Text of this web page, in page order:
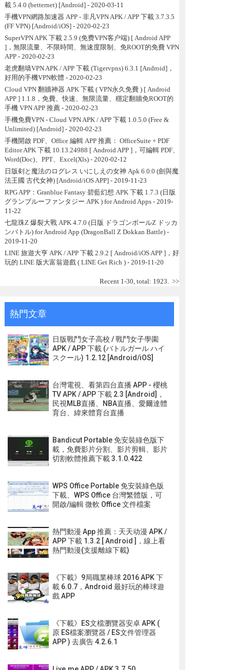
載 5.4.0 (betternet) [Android]- 2020-03-11
手機VPN網路加速器 APP - 非凡VPN APK / APP 下載 3.7.3.5
(FF VPN) [Android/iOS]- 2020-02-23
SuperVPN APK 下載 2.5.9 (免费VPN客户端) [ Android APP
]，無限流量、不限時間、無速度限制、免ROOT的免費 VPN
APP- 2020-02-23
老虎翻墙VPN APK / APP 下載 (Tigervpns) 6.3.1 [Android]，
好用的手機VPN軟體 - 2020-02-23
Cloud VPN 翻牆神器 APK 下載 ( VPN永久免費 ) [ Android
APP ] 1.1.8，免費、快速、無限流量、穩定翻牆免ROOT的
手機 VPN APP 推薦- 2020-02-23
手機免費VPN - Cloud VPN APK / APP 下載 1.0.5.0 (Free &
Unlimited) [Android]- 2020-02-23
手機開啟 PDF、Office 編輯 APP 推薦： OfficeSuite + PDF
Editor APK 下載 10.13.24988 [ Android APP ]，可編輯 PDF、
Word(Doc)、PPT、Excel(Xls)- 2020-02-12
日版剣と魔法のログレス いにしえの女神 Apk 6.0.0 (劍與魔
法王國 古代女神) [Android/iOS APP]- 2019-11-23
RPG APP：Granblue Fantasy 碧藍幻想 APK 下載 1.7.3 (日版
グランブルーファンタジー APK ) for Android Apps - 2019-
11-22
七龍珠Z 爆裂大戰 APK 4.7.0 (日版 ドラゴンボールZ ドッカ
ンバトル) for Android App (DragonBall Z Dokkan Battle)-
2019-11-20
LINE 旅遊大亨 APK / APP 下載 2.9.2 [ Android/iOS APP ]，好
玩的 LINE 版大富翁遊戲 ( LINE Get Rich )- 2019-11-20
Recent 1-30, total: 1923. >>
熱門文章
日版戰鬥女子高校 / 戰鬥女子學園
APK / APP 下載 (バトルガール ハイ
スクール) 1.2.12 [Android/iOS]
台灣電視、看第四台直播 APP - 櫻桃
TV APK / APP 下載 2.3 [Android]，
民視MLB直播、NBA直播、愛爾達體
育台、緯來體育台直播
Bandicut Portable 免安裝綠色版下
載，免費影片分割、影片剪輯、影片
切割軟體推薦下載 3.1.0.422
WPS Office Portable 免安裝綠色版
下載、WPS Office 台灣繁體版，可
開啟/編輯 微軟 Office 文件檔案
熱門動漫 App 推薦：天天动漫 APK /
APP 下載 1.3.2 [ Android ]，線上看
熱門動漫(支援離線下載)
《下載》9局職業棒球 2016 APK 下
載 6.0.7，Android 最好玩的棒球遊
戲 APP
《下載》ES文檔瀏覽器安卓 APK (
原 ES檔案瀏覽器 / ES文件管理器
APP ) 去廣告 4.2.6.1